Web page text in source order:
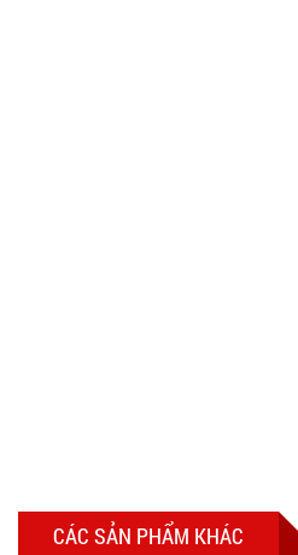
CÁC SẢN PHẨM KHÁC